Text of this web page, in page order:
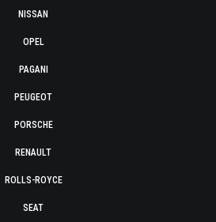
NISSAN
OPEL
PAGANI
PEUGEOT
PORSCHE
RENAULT
ROLLS-ROYCE
SEAT